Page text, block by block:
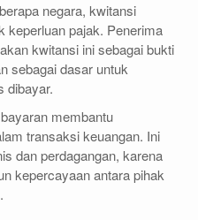
negara, kwitansi
keperluan pajak. Penerima
kwitansi ini sebagai bukti
sebagai dasar untuk
dibayar.
membantu
transaksi keuangan. Ini
dan perdagangan, karena
kepercayaan antara pihak